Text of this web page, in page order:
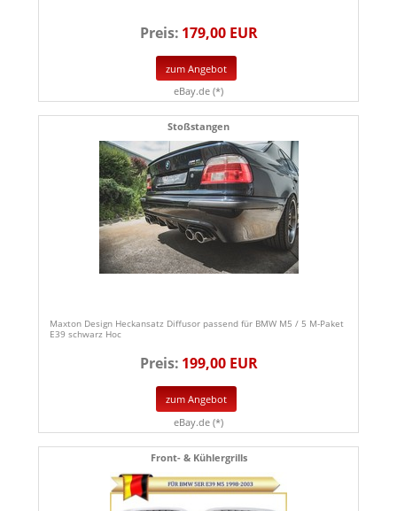
Preis: 179,00 EUR
zum Angebot
eBay.de (*)
Stoßstangen
Maxton Design Heckansatz Diffusor passend für BMW M5 / 5 M-Paket
E39 schwarz Hoc
Preis: 199,00 EUR
zum Angebot
eBay.de (*)
Front- & Kühlergrills